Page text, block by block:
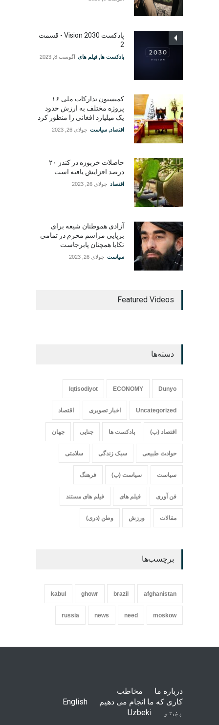
پادکست Vision 2030 - قسمت
2
پادکست ها, فیلم های آگوست 8, 2023
کمیسیون تدارکات ملی ۱۶
پروژه مختلف به ارزش حدود
یک میلیارد افغانی را منظور کرد
اقتصاد, سیاست جولای 26, 2023
حاصلات خربوزه در کندز ۲۰
درصد افزایش یافته است
اقتصاد جولای 26, 2023
آزادی هموطنان شیعه برای
برپایی مراسم محرم در تمامی
تکایا همچنان پابرجاست
سیاست جولای 26, 2023
Featured Videos
دسته‌ها
Dunyo
ECONOMY
Iqtisodiyot
Uncategorized اخبار تصویری اقتصاد
اقتصاد (پ) پادکست ها جنایی جهان
حواد‍‍‍ث طبیعی سبک زندگی سلامتی
سیاست سیاست (پ) فرهنگ
فن آوری فیلم های فیلم های مستند
مقالات ورزش وطن (دری)
برچسب‌ها
afghanistan
brazil
ghowr
kabul
moskow
need
news
russia
درباره ما
مخاطب
کاری که ما انجام می دهیم
English
پښتو
Uzbeki